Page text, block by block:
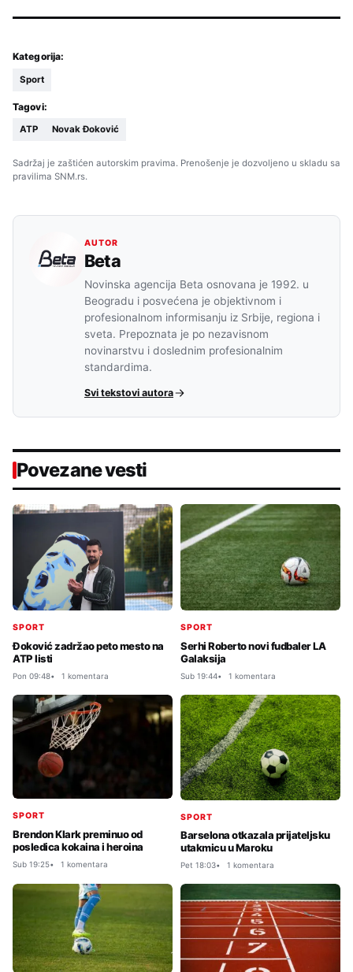
Kategorija:
Sport
Tagovi:
ATP Novak Đoković
Sadržaj je zaštićen autorskim pravima. Prenošenje je dozvoljeno u skladu sa
pravilima SNM.rs.
AUTOR
Beta
Novinska agencija Beta osnovana je 1992. u
Beogradu i posvećena je objektivnom i
profesionalnom informisanju iz Srbije, regiona i
sveta. Prepoznata je po nezavisnom
novinarstvu i doslednim profesionalnim
standardima.
Svi tekstovi autora
Povezane vesti
SPORT
Đoković zadržao peto mesto na
ATP listi
Pon 09:48 1 komentara
SPORT
Serhi Roberto novi fudbaler LA
Galaksija
Sub 19:44 1 komentara
SPORT
Brendon Klark preminuo od
posledica kokaina i heroina
Sub 19:25 1 komentara
SPORT
Barselona otkazala prijateljsku
utakmicu u Maroku
Pet 18:03 1 komentara